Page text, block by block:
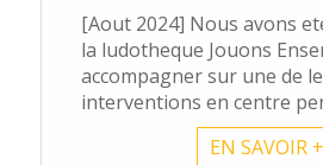
[Aout 2024] Nous avons
la ludotheque Jouons
accompagner sur une de
interventions en centre
EN SAVOIR +